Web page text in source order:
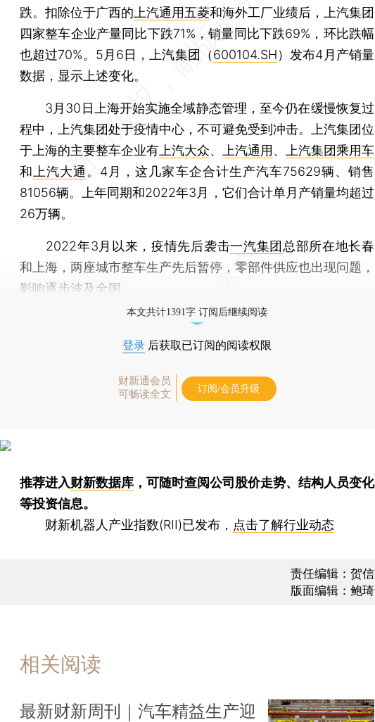
跌。扣除位于广西的 上汽通用五菱和海外工厂业绩后，上汽集团
四家整车企业产量同比下跌71%，销量同比下跌69%，环比跌幅
也超过70%。5月6日，上汽集团（600104.SH）发布4月产销量
数据，显示上述变化。
3月30日上海开始实施全域静态管理，至今仍在缓慢恢复过
程中，上汽集团处于疫情中心，不可避免受到冲击。上汽集团位
于上海的主要整车企业有 上汽大众、 上汽通用、
上汽集团乘用车
和 上汽大通 。4月，这几家车企合计生产汽车75629辆、销售
81056辆。上年同期和2022年3月，它们合计单月产销量均超过
26万辆。
2022年3月以来，疫情先后袭击一汽集团总部所在地长春
和上海，两座城市整车生产先后暂停，零部件供应也出现问题，
影响逐步波及全国。
本文共计1391字 订阅后继续阅读
登录 后获取已订阅的阅读权限
财新通会员
可畅读全文
订阅/会员升级
推荐进入财新数据库 ，可随时查阅公司股价走势、结构人员变化
等投资信息。
财新机器人产业指数(RII)已发布， 点击了解行业动态
责任编辑：贺信
版面编辑：鲍琦
相关阅读
最新财新周刊｜汽车精益生产迎